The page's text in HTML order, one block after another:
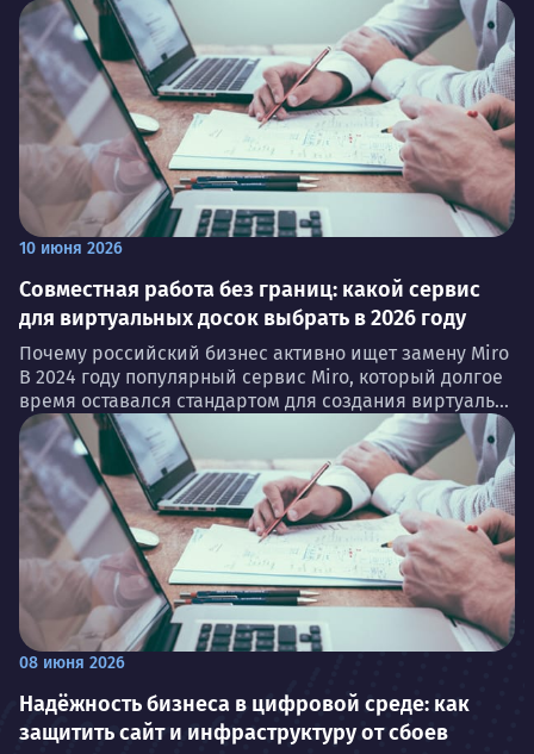
10 июня 2026
Совместная работа без границ: какой сервис
для виртуальных досок выбрать в 2026 году
Почему российский бизнес активно ищет замену Miro
В 2024 году популярный сервис Miro, который долгое
время оставался стандартом для создания виртуаль...
08 июня 2026
Надёжность бизнеса в цифровой среде: как
защитить сайт и инфраструктуру от сбоев